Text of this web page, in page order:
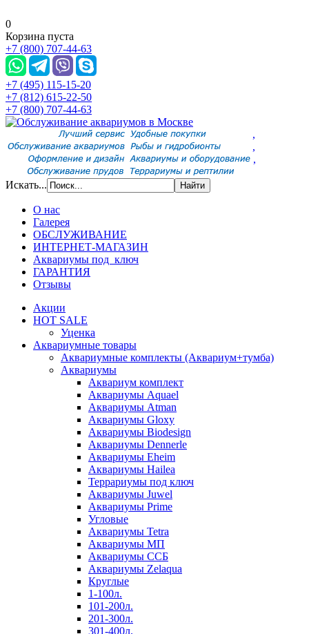
0
Корзина пуста
+7 (800) 707-44-63
+7 (495) 115-15-20
+7 (812) 615-22-50
+7 (800) 707-44-63
,
,
,
Искать...
О нас
Галерея
ОБСЛУЖИВАНИЕ
ИНТЕРНЕТ-МАГАЗИН
Аквариумы под ключ
ГАРАНТИЯ
Отзывы
Акции
HOT SALE
Уценка
Аквариумные товары
Аквариумные комплекты (Аквариум+тумба)
Аквариумы
Аквариум комплект
Аквариумы Aquael
Аквариумы Atman
Аквариумы Gloxy
Аквариумы Biodesign
Аквариумы Dennerle
Аквариумы Eheim
Аквариумы Hailea
Террариумы под ключ
Аквариумы Juwel
Аквариумы Prime
Угловые
Аквариумы Tetra
Аквариумы МП
Аквариумы ССБ
Аквариумы Zelaqua
Круглые
1-100л.
101-200л.
201-300л.
301-400л.